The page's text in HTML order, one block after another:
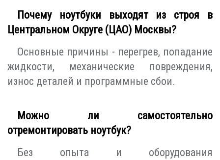
Почему ноутбуки выходят из строя в
Центральном Округе (ЦАО) Москвы?
Основные причины - перегрев, попадание
жидкости, механические повреждения,
износ деталей и программные сбои.
Можно ли самостоятельно
отремонтировать ноутбук?
Без опыта и оборудования